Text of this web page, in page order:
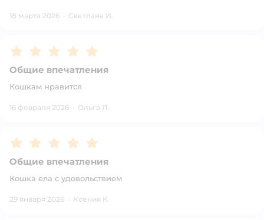
18 марта 2026 · Светлана И.
Рейтинг:5
Общие впечатления
Кошкам нравится
16 февраля 2026 · Ольга Л.
Рейтинг:5
Общие впечатления
Кошка ела с удовольствием
29 января 2026 · Ксения К.